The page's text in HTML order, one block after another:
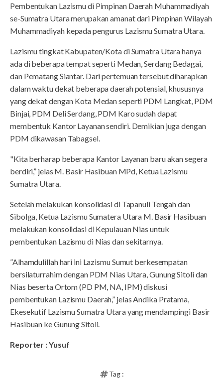
Pembentukan Lazismu di Pimpinan Daerah Muhammadiyah
se-Sumatra Utara merupakan amanat dari Pimpinan Wilayah
Muhammadiyah kepada pengurus Lazismu Sumatra Utara.
Lazismu tingkat Kabupaten/Kota di Sumatra Utara hanya
ada di beberapa tempat seperti Medan, Serdang Bedagai,
dan Pematang Siantar. Dari pertemuan tersebut diharapkan
dalam waktu dekat beberapa daerah potensial, khususnya
yang dekat dengan Kota Medan seperti PDM Langkat, PDM
Binjai, PDM Deli Serdang, PDM Karo sudah dapat
membentuk Kantor Layanan sendiri. Demikian juga dengan
PDM dikawasan Tabagsel.
"Kita berharap beberapa Kantor Layanan baru akan segera
berdiri,” jelas M. Basir Hasibuan MPd, Ketua Lazismu
Sumatra Utara.
Setelah melakukan konsolidasi di Tapanuli Tengah dan
Sibolga, Ketua Lazismu Sumatera Utara M. Basir Hasibuan
melakukan konsolidasi di Kepulauan Nias untuk
pembentukan Lazismu di Nias dan sekitarnya.
”Alhamdulillah hari ini Lazismu Sumut berkesempatan
bersilaturrahim dengan PDM Nias Utara, Gunung Sitoli dan
Nias beserta Ortom (PD PM, NA, IPM) diskusi
pembentukan Lazismu Daerah,” jelas Andika Pratama,
Ekesekutif Lazismu Sumatra Utara yang mendampingi Basir
Hasibuan ke Gunung Sitoli.
Reporter : Yusuf
Tag :